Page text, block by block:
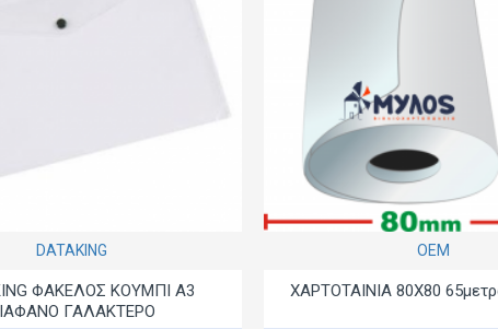
DATAKING
ΦΑΚΕΛΟΣ ΚΟΥΜΠΙ Α3
ΓΑΛΑΚΤΕΡΟ
ΟΕΜ
ΧΑΡΤΟΤΑΙΝΙΑ 80Χ80